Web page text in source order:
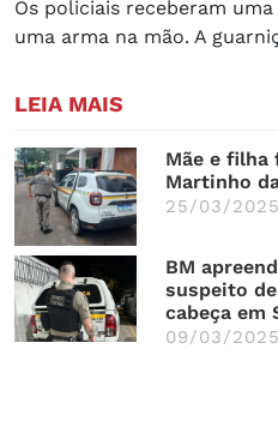
Os policiais receberam
uma arma na mão. A
LEIA MAIS
Mãe e filha
Martinho
25/03/
BM
suspeito
cabeça em
09/03/